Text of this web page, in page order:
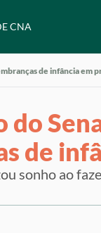
CNA
de infância em
do
de
sonho ao